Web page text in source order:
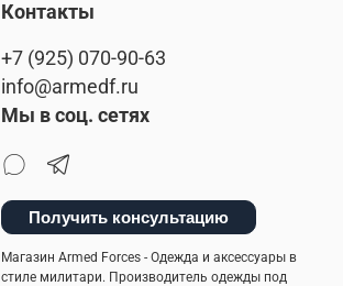
Контакты
+7 (925) 070-90-63
info@armedf.ru
Мы в соц. сетях
Получить консультацию
Магазин Armed Forces - Одежда и аксессуары в
стиле милитари. Производитель одежды под